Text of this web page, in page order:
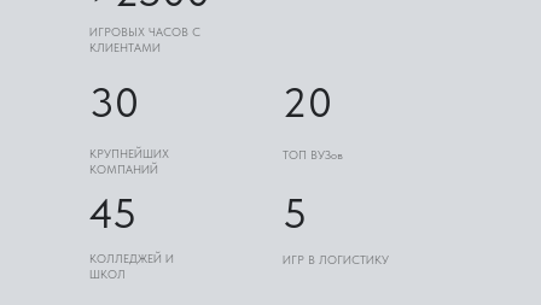
КРУПНЕЙШИХ
КОМПАНИЙ
30
ТОП ВУЗов
20
КОЛЛЕДЖЕЙ И
ШКОЛ
45
ИГР В ЛОГИСТИКУ
5
ИГРОВЫХ ЧАСОВ С
КЛИЕНТАМИ